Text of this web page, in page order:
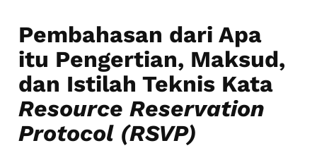
Pembahasan dari Apa
itu Pengertian, Maksud,
dan Istilah Teknis Kata
Resource Reservation
Protocol (RSVP)